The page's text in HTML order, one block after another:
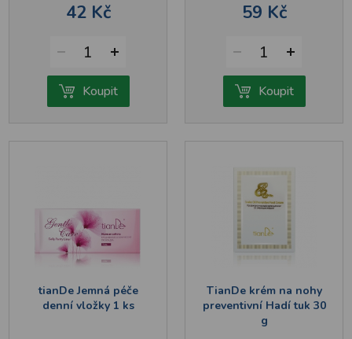
42 Kč
1
Koupit
59 Kč
1
Koupit
tianDe Jemná péče
denní vložky 1 ks
TianDe krém na nohy
preventivní Hadí tuk 30
g